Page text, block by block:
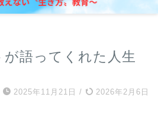
語ってくれた人生
2025年11月21日 / 2026年2月6日